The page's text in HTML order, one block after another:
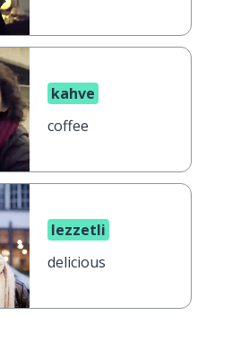
kahve
coffee
lezzetli
delicious